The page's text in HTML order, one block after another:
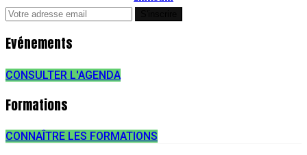
Evénements
CONSULTER L'AGENDA
Formations
CONNAÎTRE LES FORMATIONS